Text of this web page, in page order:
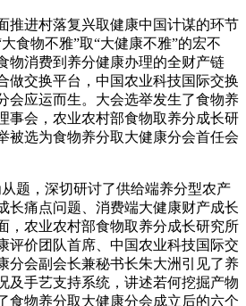
进村落复兴取健康中国计谋的环节
食物不雅”取“大健康不雅”的宏不
物消费到养分健康办理的全财产链
做交换平台，中国农业科技国际交换
会应运而生。大会选举发生了食物养
事会，农业农村部食物取养分成长研
被选为食物养分取大健康分会首任会
，深切研讨了供给端养分型农产
长痛点问题、消费端大健康财产成长
，农业农村部食物取养分成长研究所
评价团队首席、中国农业科技国际交
分会副会长兼秘书长朱大洲引见了养
及手艺支持系统，讲述若何挖掘产物
食物养分取大健康分会成立后的六个